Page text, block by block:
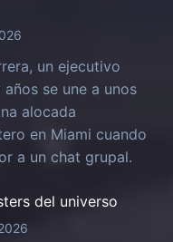
un ejecutivo
se une a unos
alocada
en Miami cuando
a un chat grupal.
del universo